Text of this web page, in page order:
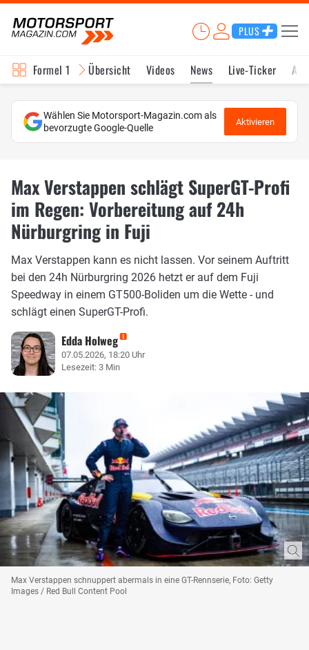
PLUS
Formel 1 Übersicht Videos News Live-Ticker
Wählen Sie Motorsport-Magazin.com als
bevorzugte Google-Quelle
Aktivieren
Max Verstappen schlägt SuperGT-Profi
im Regen: Vorbereitung auf 24h
Nürburgring in Fuji
Max Verstappen kann es nicht lassen. Vor seinem Auftritt
bei den 24h Nürburgring 2026 hetzt er auf dem Fuji
Speedway in einem GT500-Boliden um die Wette - und
schlägt einen SuperGT-Profi.
Edda Holweg
07.05.2026, 18:20 Uhr
Lesezeit: 3 Min
Max Verstappen schnuppert abermals in eine GT-Rennserie, Foto: Getty
Images / Red Bull Content Pool